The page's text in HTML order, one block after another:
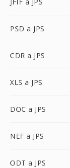
PSD a JPS
CDR a JPS
XLS a JPS
DOC a JPS
NEF a JPS
ODT a JPS